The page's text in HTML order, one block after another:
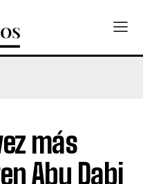
más
Abu Dabi